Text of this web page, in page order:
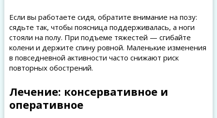
Если вы работаете сидя, обратите внимание на позу:
сядьте так, чтобы поясница поддерживалась, а ноги
стояли на полу. При подъеме тяжестей — сгибайте
колени и держите спину ровной. Маленькие изменения
в повседневной активности часто снижают риск
повторных обострений.
Лечение: консервативное и
оперативное